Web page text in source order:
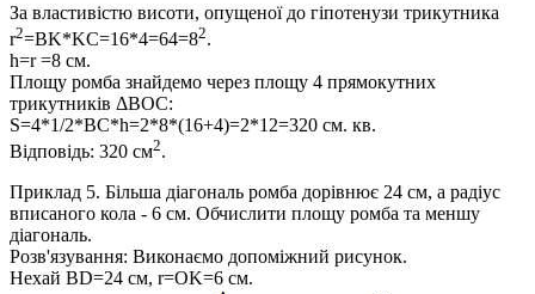
За властивістю висоти, опущеної до гіпотенузи трикутника
r2=BK*KC=16*4=64=82.
h=r =8 см.
Площу ромба знайдемо через площу 4 прямокутних
трикутників ΔBOC:
S=4*1/2*BC*h=2*8*(16+4)=2*12=320 см. кв.
Відповідь: 320 см2.
Приклад 5. Більша діагональ ромба дорівнює 24 см, а радіус
вписаного кола - 6 см. Обчислити площу ромба та меншу
діагональ.​
Розв'язування: Виконаємо допоміжний рисунок.
Нехай BD=24 см, r=OK=6 см.